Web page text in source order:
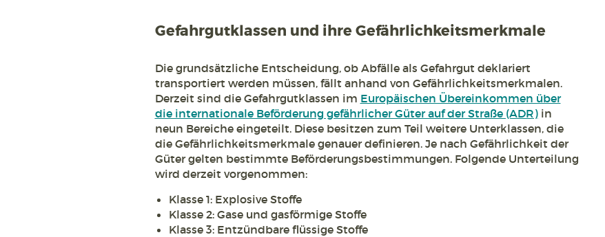
Gefahrgutklassen und ihre Gefährlichkeitsmerkmale
Die grundsätzliche Entscheidung, ob Abfälle als Gefahrgut deklariert
transportiert werden müssen, fällt anhand von Gefährlichkeitsmerkmalen.
Derzeit sind die Gefahrgutklassen im Europäischen Übereinkommen über
die internationale Beförderung gefährlicher Güter auf der Straße (ADR)in
neun Bereiche eingeteilt. Diese besitzen zum Teil weitere Unterklassen, die
die Gefährlichkeitsmerkmale genauer definieren. Je nach Gefährlichkeit der
Güter gelten bestimmte Beförderungsbestimmungen. Folgende Unterteilung
wird derzeit vorgenommen:
Klasse 1: Explosive Stoffe
Klasse 2: Gase und gasförmige Stoffe
Klasse 3: Entzündbare flüssige Stoffe